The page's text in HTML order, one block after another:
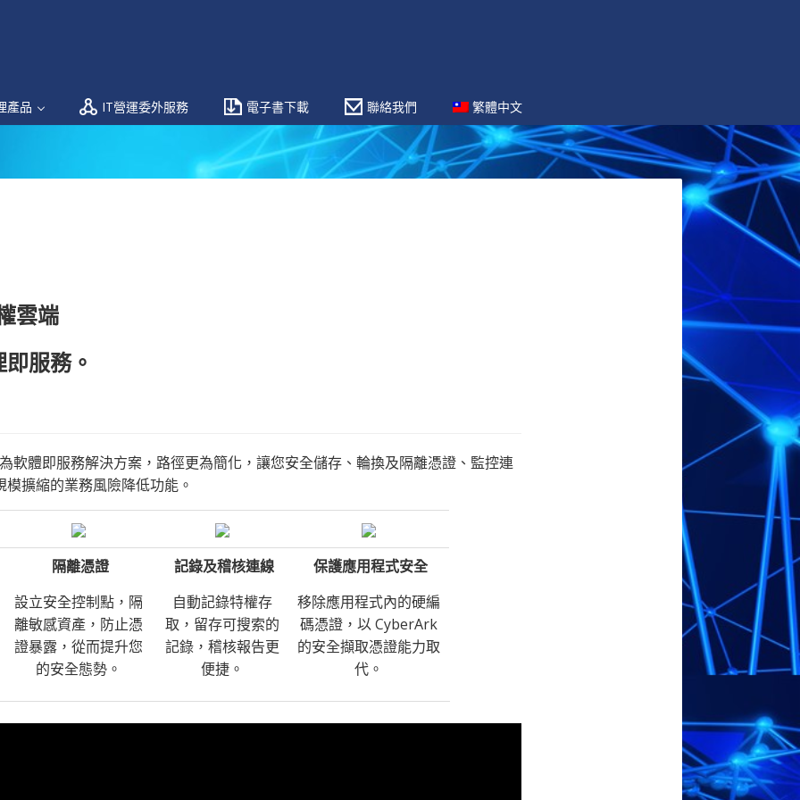
產品 IT營運委外服務 電子書下載 聯絡我們 繁體中文
雲端
服務。
軟體即服務解決方案，路徑更為簡化，讓您安全儲存、輪換及隔離憑證、監控連
模擴縮的業務風險降低功能。
隔離憑證
設立安全控制點，隔
離敏感資產，防止憑
證暴露，從而提升您
的安全態勢。
記錄及稽核連線
自動記錄特權存
取，留存可搜索的
記錄，稽核報告更
便捷。
保護應用程式安全
移除應用程式內的硬編
碼憑證，以 CyberArk
的安全擷取憑證能力取
代。